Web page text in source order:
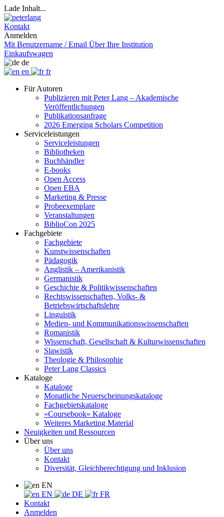
Lade Inhalt...
Kontakt
Anmelden
Mit Benutzername / Email Über Ihre Institution
Einkaufswagen
de
en
fr
Für Autoren
Publizieren mit Peter Lang – Akademische
Veröffentlichungen
Publikationsanfrage
2026 Emerging Scholars Competition
Serviceleistungen
Serviceleistungen
Bibliotheken
Buchhändler
E-books
Open Access
Open EBA
Marketing & Presse
Probeexemplare
Veranstaltungen
BiblioCon 2025
Fachgebiete
Fachgebiete
Kunstwissenschaften
Pädagogik
Anglistik – Amerikanistik
Germanistik
Geschichte & Politikwissenschaften
Rechtswissenschaften, Volks- &
Betriebswirtschaftslehre
Linguistik
Medien- und Kommunikationswissenschaften
Romanistik
Wissenschaft, Gesellschaft & Kulturwissenschaften
Slawistik
Theologie & Philosophie
Peter Lang Classics
Kataloge
Kataloge
Monatliche Neuerscheinungskataloge
Fachgebietskataloge
«Coursebook» Kataloge
Weiteres Marketing Material
Neuigkeiten und Ressourcen
Über uns
Über uns
Kontakt
Diversität, Gleichberechtigung und Inklusion
EN
EN
DE
FR
Kontakt
Anmelden